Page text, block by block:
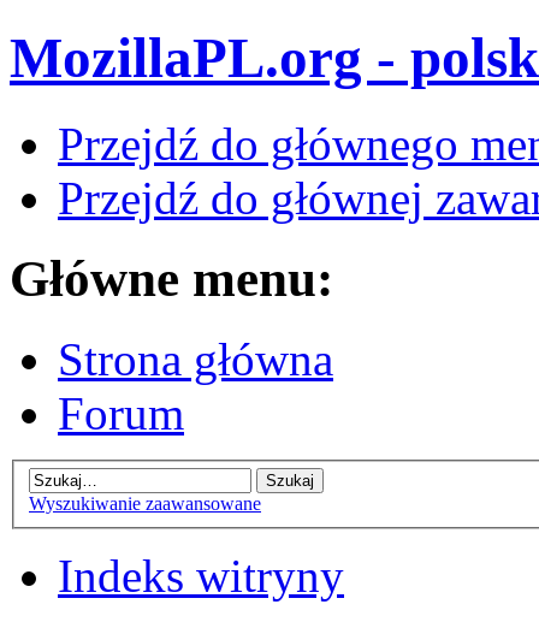
MozillaPL.org -
Przejdź do głównego
Przejdź do głównej
Główne menu:
Strona główna
Forum
Wyszukiwanie zaawansowane
Indeks witryny